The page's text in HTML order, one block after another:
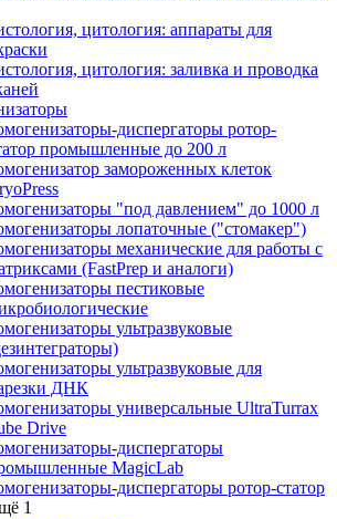
цитология: аппараты для
цитология: заливка и проводка
диспергаторы ротор-
промышленные до 200 л
замороженных клеток
"под давлением" до 1000 л
лопаточные ("стомакер")
механические для работы с
(FastPrep и аналоги)
пестиковые
ультразвуковые
ультразвуковые для
ДНК
универсальные UltraTurrax
Drive
диспергаторы
MagicLab
диспергаторы ротор-статор
1